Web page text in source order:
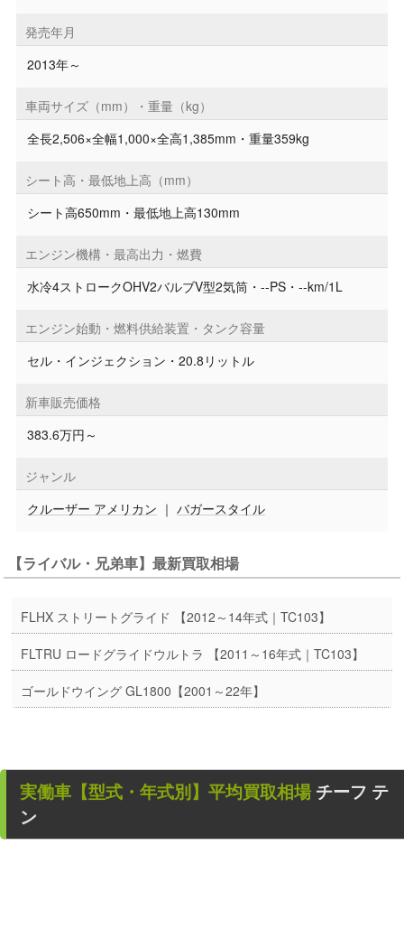
発売年月
2013年～
車両サイズ（mm）・重量（kg）
全長2,506×全幅1,000×全高1,385mm・重量359kg
シート高・最低地上高（mm）
シート高650mm・最低地上高130mm
エンジン機構・最高出力・燃費
水冷4ストロークOHV2バルブV型2気筒・--PS・--km/1L
エンジン始動・燃料供給装置・タンク容量
セル・インジェクション・20.8リットル
新車販売価格
383.6万円～
ジャンル
クルーザー アメリカン ｜ バガースタイル
【ライバル・兄弟車】最新買取相場
FLHX ストリートグライド 【2012～14年式｜TC103】
FLTRU ロードグライドウルトラ 【2011～16年式｜TC103】
ゴールドウイング GL1800【2001～22年】
実働車 【型式・年式別】平均買取相場 チーフ テ
ン